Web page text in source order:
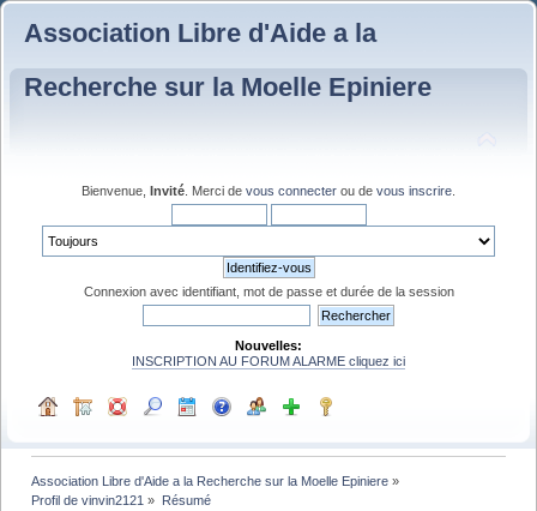
Association Libre d'Aide a la
Recherche sur la Moelle Epiniere
Bienvenue, Invité . Merci de vous connecter ou de vous inscrire
Connexion avec identifiant, mot de passe et durée de la session
Nouvelles:
INSCRIPTION AU FORUM ALARME cliquez ici
Association Libre d'Aide a la Recherche sur la Moelle Epiniere »
Profil de vinvin2121 » Résumé